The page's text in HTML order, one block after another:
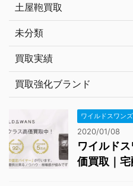
土屋鞄買取
未分類
買取実績
買取強化ブランド
ワイルドスワン
2020/01/08
ワイルド
価買取｜